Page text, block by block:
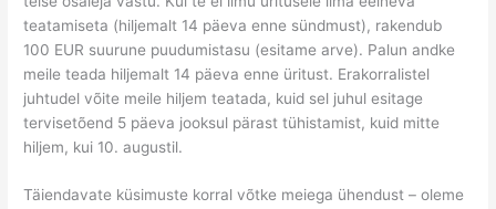
teatamiseta (hiljemalt 14 päeva enne sündmust), rakendub
100 EUR suurune puudumistasu (esitame arve). Palun andke
meile teada hiljemalt 14 päeva enne üritust. Erakorralistel
juhtudel võite meile hiljem teatada, kuid sel juhul esitage
tervisetõend 5 päeva jooksul pärast tühistamist, kuid mitte
hiljem, kui 10. augustil.
Täiendavate küsimuste korral võtke meiega ühendust – oleme